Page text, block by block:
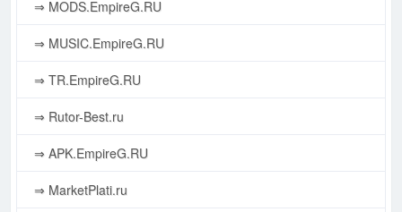
⇒ MODS.EmpireG.RU
⇒ MUSIC.EmpireG.RU
⇒ TR.EmpireG.RU
⇒ Rutor-Best.ru
⇒ APK.EmpireG.RU
⇒ MarketPlati.ru